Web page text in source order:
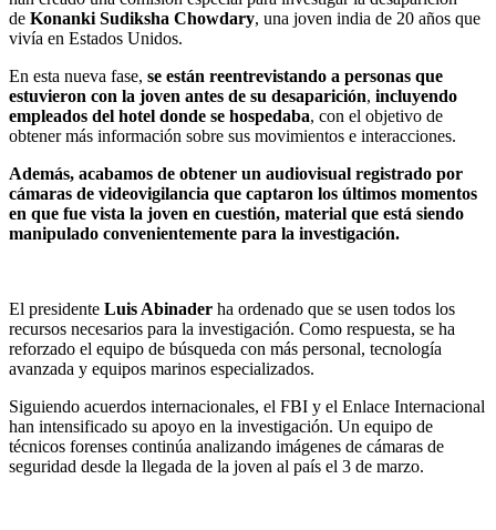
de Konanki Sudiksha Chowdary, una joven india de 20 años que
vivía en Estados Unidos.
En esta nueva fase, se están reentrevistando a personas que
estuvieron con la joven antes de su desaparición, incluyendo
empleados del hotel donde se hospedaba, con el objetivo de
obtener más información sobre sus movimientos e interacciones.
Además, acabamos de obtener un audiovisual registrado por
cámaras de videovigilancia que captaron los últimos momentos
en que fue vista la joven en cuestión, material que está siendo
manipulado convenientemente para la investigación.
El presidente Luis Abinader ha ordenado que se usen todos los
recursos necesarios para la investigación. Como respuesta, se ha
reforzado el equipo de búsqueda con más personal, tecnología
avanzada y equipos marinos especializados.
Siguiendo acuerdos internacionales, el FBI y el Enlace Internacional
han intensificado su apoyo en la investigación. Un equipo de
técnicos forenses continúa analizando imágenes de cámaras de
seguridad desde la llegada de la joven al país el 3 de marzo.